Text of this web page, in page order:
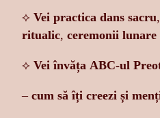
⟡ Vei practica dans sacru,
ritualic, ceremonii lunare
⟡ Vei învăța ABC-ul
– cum să îți creezi și